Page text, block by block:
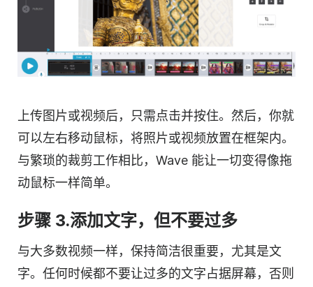
上传图片或视频后，只需点击并按住。然后，你就
可以左右移动鼠标，将照片或视频放置在框架内。
与繁琐的裁剪工作相比，Wave 能让一切变得像拖
动鼠标一样简单。
步骤 3.添加文字，但不要过多
与大多数视频一样，保持简洁很重要，尤其是文
字。任何时候都不要让过多的文字占据屏幕，否则